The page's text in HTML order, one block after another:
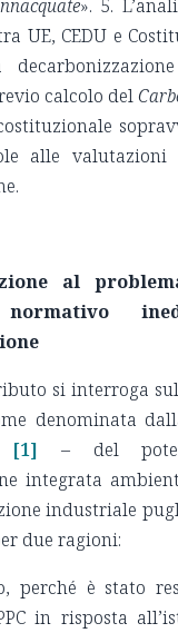
». 5.
UE, CEDU e
calcolo del
alle valutazioni
al
si interroga
denominata
[1] – del
integrata
industriale
due ragioni:
perché è stato
in risposta